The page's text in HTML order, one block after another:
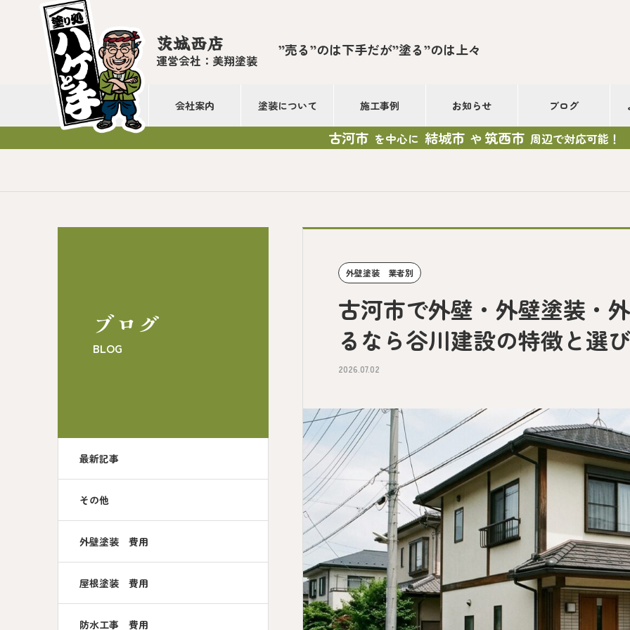
茨城西店
運営会社：美翔塗装
”売る”のは下手だが”塗る”のは上々
会社案内 塗装について 施工事例 お知らせ ブログ
古河市 を中心に 結城市 や 筑西市 周辺で対応可能！
ブログ
BLOG
最新記事
その他
外壁塗装 費用
屋根塗装 費用
防水工事 費用
外壁塗装 業者別
古河市で外壁・外壁塗装・
るなら谷川建設の特徴と選
2026.07.02